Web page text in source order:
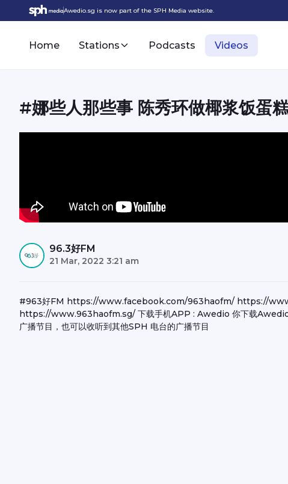
Awedio.sg is now part of the SPH Media website.
Home Stations Podcasts Videos
#娜些人那些事 陈秀环做椰浆饭蛋
96.3好FM
21 Mar, 2022 3:21 am
#963好FM https://www.facebook.com/963haofm/ https://
https://www.963haofm.sg/ 下载手机APP : Awedio 你下载Awedio
广播节目，也可以收听到其他SPH 电台的广播节目